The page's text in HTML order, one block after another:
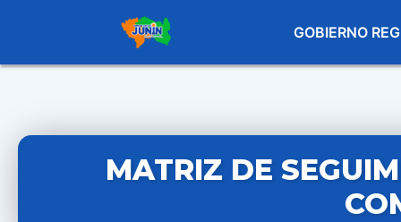
GOBIERNO
MATRIZ DE